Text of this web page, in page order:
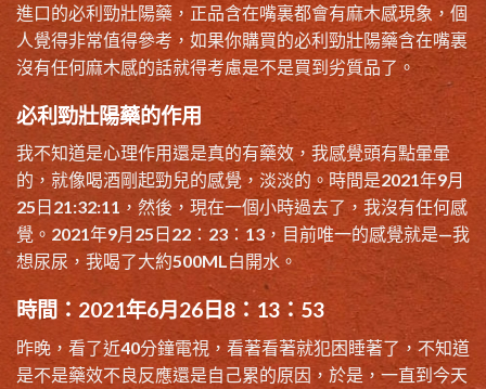
進口的必利勁壯陽藥，正品含在嘴裏都會有麻木感現象，個
人覺得非常值得參考，如果你購買的必利勁壯陽藥含在嘴裏
沒有任何麻木感的話就得考慮是不是買到劣質品了。
必利勁壯陽藥的作用
我不知道是心理作用還是真的有藥效，我感覺頭有點暈暈
的，就像喝酒剛起勁兒的感覺，淡淡的。時間是2021年9月
25日21:32:11，然後，現在一個小時過去了，我沒有任何感
覺。2021年9月25日22：23：13，目前唯一的感覺就是—我
想尿尿，我喝了大約500ML白開水。
時間：2021年6月26日8：13：53
昨晚，看了近40分鐘電視，看著看著就犯困睡著了，不知道
是不是藥效不良反應還是自己累的原因，於是，一直到今天